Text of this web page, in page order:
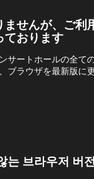
ませんが、ご利
ております
サートホールの全て
ブラウザを最新版に
는 브라우저 버